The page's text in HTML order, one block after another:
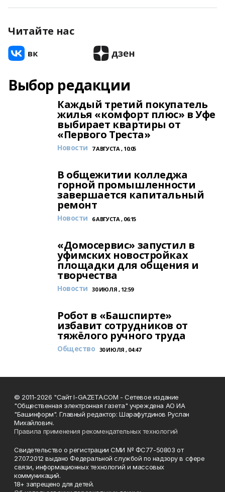
Читайте нас
Выбор редакции
Каждый третий покупатель
жилья «комфорт плюс» в Уфе
выбирает квартиры от
«Первого Треста»
Новости 7 АВГУСТА , 10:05
В общежитии колледжа
горной промышленности
завершается капитальный
ремонт
Новости 6 АВГУСТА , 06:15
«Домосервис» запустил в
уфимских новостройках
площадки для общения и
творчества
Новости 30 ИЮЛЯ , 12:59
Робот в «Башспирте»
избавит сотрудников от
тяжёлого ручного труда
Общество 30 ИЮЛЯ , 04:47
© 2011-2026 "Сайт I-GAZETA.COM - Сетевое издание
"Общественная электронная газета" учреждена АО ИА
"Башинформ". Главный редактор: Шарафутдинов Руслан
Михайлович.
Правила применения рекомендательных технологий
Свидетельство о регистрации СМИ № ФС77-50803 от
27.07.2012 выдано Федеральной службой по надзору в сфере
связи, информационных технологий и массовых
коммуникаций.
18+ запрещено для детей.